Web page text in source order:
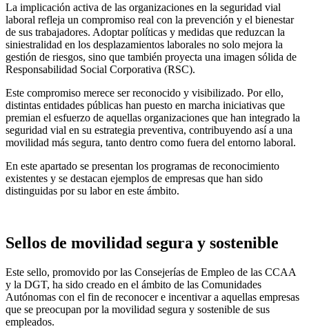
La implicación activa de las organizaciones en la seguridad vial
laboral refleja un compromiso real con la prevención y el bienestar
de sus trabajadores. Adoptar políticas y medidas que reduzcan la
siniestralidad en los desplazamientos laborales no solo mejora la
gestión de riesgos, sino que también proyecta una imagen sólida de
Responsabilidad Social Corporativa (RSC).
Este compromiso merece ser reconocido y visibilizado. Por ello,
distintas entidades públicas han puesto en marcha iniciativas que
premian el esfuerzo de aquellas organizaciones que han integrado la
seguridad vial en su estrategia preventiva, contribuyendo así a una
movilidad más segura, tanto dentro como fuera del entorno laboral.
En este apartado se presentan los programas de reconocimiento
existentes y se destacan ejemplos de empresas que han sido
distinguidas por su labor en este ámbito.
Sellos de movilidad segura y sostenible
Este sello, promovido por las Consejerías de Empleo de las CCAA
y la DGT, ha sido creado en el ámbito de las Comunidades
Autónomas con el fin de reconocer e incentivar a aquellas empresas
que se preocupan por la movilidad segura y sostenible de sus
empleados.